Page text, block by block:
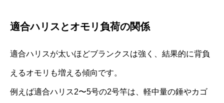
適合ハリスとオモリ負荷の関係
適合ハリスが太いほどブランクスは強く、結果的に背負
えるオモリも増える傾向です。
例えば適合ハリス2〜5号の2号竿は、軽中量の錘やカゴ